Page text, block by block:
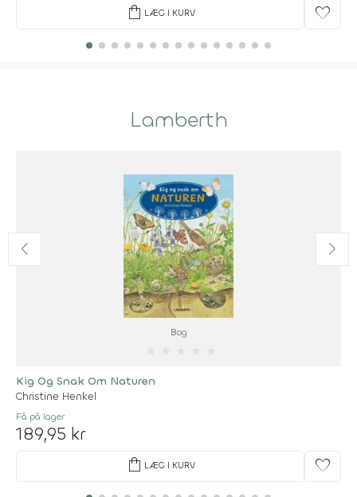
shopping_bag LÆG I KURV favorite
Lamberth
Bog
Kig Og Snak Om Naturen
Christine Henkel
Få på lager
189,95 kr
shopping_bag LÆG I KURV favorite